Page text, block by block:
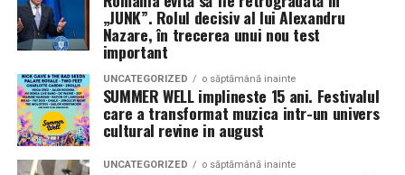
(show live și meniu complet)
Pentru rezervări și informații: 0262 287 000 / 0748 023
165
Romanita Events continuă astfel să fie o gazdă
importantă a momentelor speciale din Maramureș,
combinând experiența organizatorică cu capacitatea de
element trebuie sa se potriveasca cu restul, pentru a
crea o imagine unitara.
Anvelopele influenteaza direct postura masinii. Profilul,
latimea si aspectul flancului pot schimba complet felul
in care masina sta pe roti. O alegere inspirata poate
accentua liniile caroseriei si poate oferi un look
echilibrat, in timp ce o alegere gresita poate strica
„JUNK”. Rolul decisiv al lui Alexandru
Nazare, în trecerea unui nou test
important
UNCATEGORIZED o săptămână inainte
SUMMER WELL implineste 15 ani. Festivalul
care a transformat muzica intr-un univers
cultural revine in august
UNCATEGORIZED o săptămână inainte